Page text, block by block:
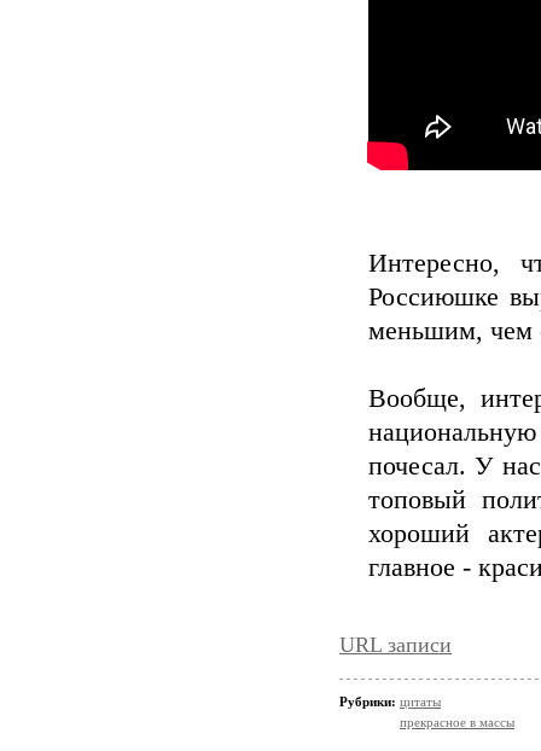
Интересно,
Россиюшке
меньшим, чем
Вообще,
почесал. У
топовый
хороший
главное -
URL записи
Рубрики: цитаты
прекрасное в массы